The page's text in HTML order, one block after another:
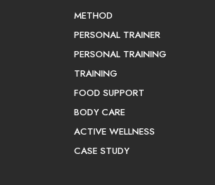
METHOD
PERSONAL TRAINER
PERSONAL TRAINING
TRAINING
FOOD SUPPORT
BODY CARE
ACTIVE WELLNESS
CASE STUDY